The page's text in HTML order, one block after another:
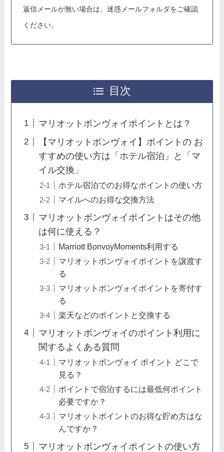
返信メールが無い場合は、迷惑メールフォルダをご確認
ください。
目次
マリオットボンヴォイポイントとは？
【マリオットボンヴォイ】ポイントの お
すすめの使い方は「ホテル宿泊」と「マ
イル交換」
ホテル宿泊でのお得なポイントの使い方
マイルへのお得な交換方法
マリオットボンヴォイポイントはその他
は何に使える？
Marriott BonvoyMoments利用する
マリオットボンヴォイポイントを譲渡す
る
マリオットボンヴォイポイントを寄付す
る
楽天などのポイントと交換する
マリオットボンヴォイのポイント利用に
関するよくある質問
マリオットボンヴォイ ポイント どこで
見る？
ポイントで宿泊するには最低何ポイント
必要ですか？
マリオットポイントのお得な貯め方はな
んですか？
マリオットボンヴォイポイントの使い方